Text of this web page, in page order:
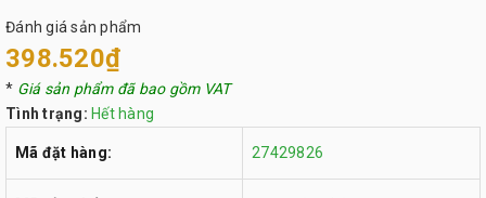
Đánh giá sản phẩm
398.520₫
* Giá sản phẩm đã bao gồm VAT
Tình trạng: Hết hàng
Mã đặt hàng: 27429826